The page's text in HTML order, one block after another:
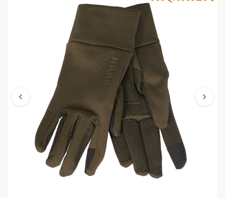
chevron_left chevron_right